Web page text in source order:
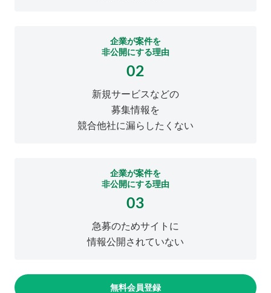
企業が案件を
非公開にする理由
02
新規サービスなどの
募集情報を
競合他社に漏らしたくない
企業が案件を
非公開にする理由
03
急募のためサイトに
情報公開されていない
無料会員登録